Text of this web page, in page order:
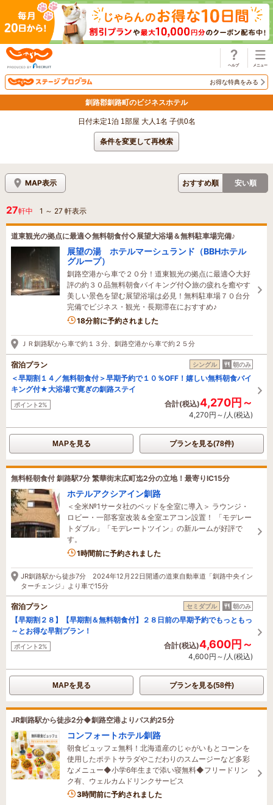
お得な特典をみる
釧路郡釧路町のビジネスホテル
日付未定1泊 1部屋 大人1名 子供0名
条件を変更して再検索
MAP表示 おすすめ順 安い順
27軒中 1 ～ 27 軒表示
道東観光の拠点に最適◇無料朝食付◇展望大浴場＆無料駐車場完備♪
展望の湯 ホテルマーシュランド（BBHホテル
グループ）
釧路空港から車で２０分！道東観光の拠点に最適◇大好
評の約３０品無料朝食バイキング付◇旅の疲れを癒やす
美しい景色を望む展望浴場は必見！無料駐車場７０台分
完備でビジネス・観光・長期滞在におすすめ♪
6名がこの宿を見ています
18分前に予約されました
ＪＲ釧路駅から車で約１３分、釧路空港から車で約２５分
宿泊プラン シングル 朝のみ
＜早期割１４／無料朝食付＞早期予約で１０％OFF！嬉しい無料朝食バイ
キング付★大浴場で寛ぎの釧路ステイ
ポイント2% 合計(税込)4,270円～
4,270円～/人(税込)
MAPを見る プランを見る(78件)
無料軽朝食付 釧路駅7分 繁華街末広町迄2分の立地！最寄りIC15分
ホテルアクシアイン釧路
＜全米№1サータ社のベッドを全室に導入＞ ラウンジ・
ロビー・一部客室改装＆全室エアコン設置！ 「モデレー
トダブル」「モデレートツイン」の新ルームが好評で
す。
2名がこの宿を見ています
1時間前に予約されました
JR釧路駅から徒歩7分 2024年12月22日開通の道東自動車道「釧路中央イン
ターチェンジ」より車で15分
宿泊プラン セミダブル 朝のみ
【早期割２８】【早期割＆無料朝食付】２８日前の早期予約でもっともっ
～とお得な早割プラン！
ポイント2% 合計(税込)4,600円～
4,600円～/人(税込)
MAPを見る プランを見る(58件)
JR釧路駅から徒歩2分◆釧路空港よりバス約25分
コンフォートホテル釧路
朝食ビュッフェ無料！北海道産のじゃがいもとコーンを
使用したポテトサラダやこだわりのスムージーなど多彩
なメニュー◆小学6年生まで添い寝無料◆フリードリン
ク有、ウェルカムドリンクサービス
3時間前に予約されました